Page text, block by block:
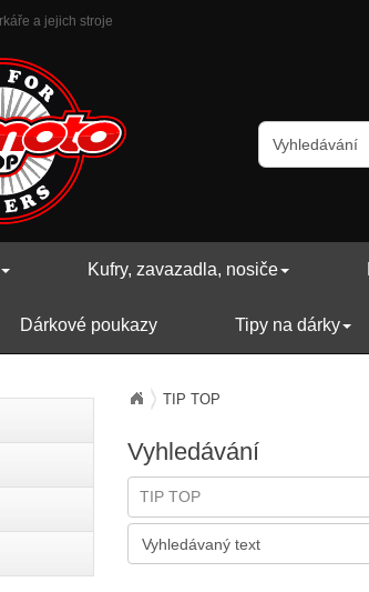
a jejich stroje
Kufry, zavazadla, nosiče
Dárkové poukazy Tipy na dárky
TIP TOP
Vyhledávání